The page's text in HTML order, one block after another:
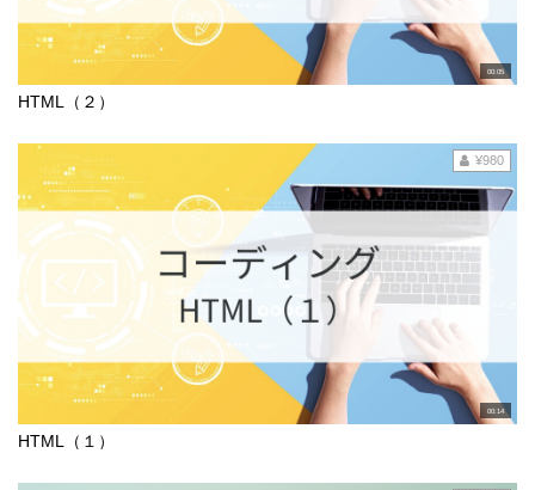
00:05
HTML（２）
00:14
HTML（１）
¥980